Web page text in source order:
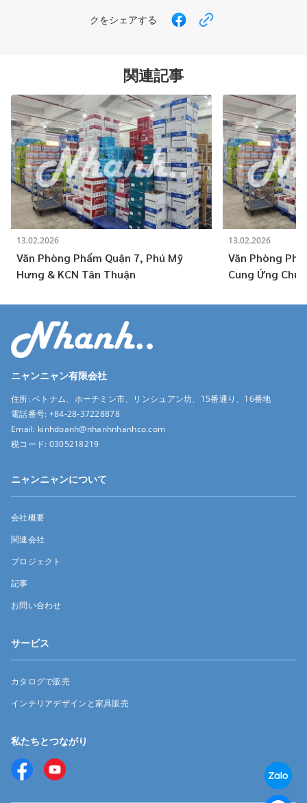
クをシェアする
関連記事
13.02.2026
Văn Phòng Phẩm Quận 7, Phú Mỹ
Hưng & KCN Tân Thuận
13.02.2026
Văn Phòng
Cung Ứng
ニャンニャン有限会社
住所:ベトナム、ホーチミン市、リンシュアン坊、15番通り、16番地
電話番号: +84-28-37228878
Email: kinhdoanh@nhanhnhanhco.com
税コード: 0305218219
ニャンニャンについて
会社概要
関連会社
プロジェクト
記事
お問い合わせ
サービス
カタログで販売
インテリアデザインと家具販売
私たちとつながり